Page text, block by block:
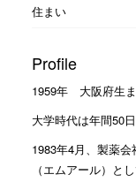
住まい
Profile
1959年 大阪府生
大学時代は年間50
1983年4月、製薬
（エムアール）と